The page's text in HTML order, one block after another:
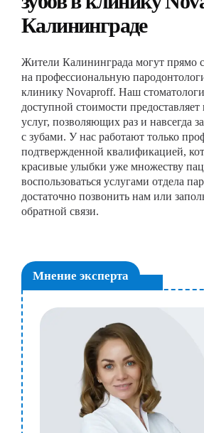
Калининграде
Жители Калининграда могут прямо
на профессиональную
клинику Novaproff. Наш
доступной стоимости
услуг, позволяющих раз и навсегда
с зубами. У нас работают только
подтвержденной квалификацией,
красивые улыбки уже множеству
воспользоваться услугами отдела
достаточно позвонить нам или
обратной связи.
Мнение эксперта